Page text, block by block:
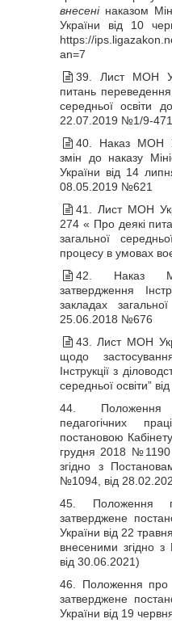
внесенінаказом
України від 10
https://
an=7
39. Лист МОН
питань переведення
середньої освіти
22.07.2019 №1/9-471
40. Наказ МОН
змін до наказу
України від 14
08.05.2019 №621
41. Лист МОН
274 « Про деякі
загальної
процесу в умовах
42. Наказ
затвердження
закладах
25.06.2018 №676
43. Лист МОН
щодо
Інструкції з
середньої освіти”
44. Положення
педагогічних
постановою
грудня 2018 №1190
згідно з
№1094, від
45. Положення
затверджене
України від 22
внесеними згідно
від 30.06.2021)
46. Положення про
затверджене
України від 19